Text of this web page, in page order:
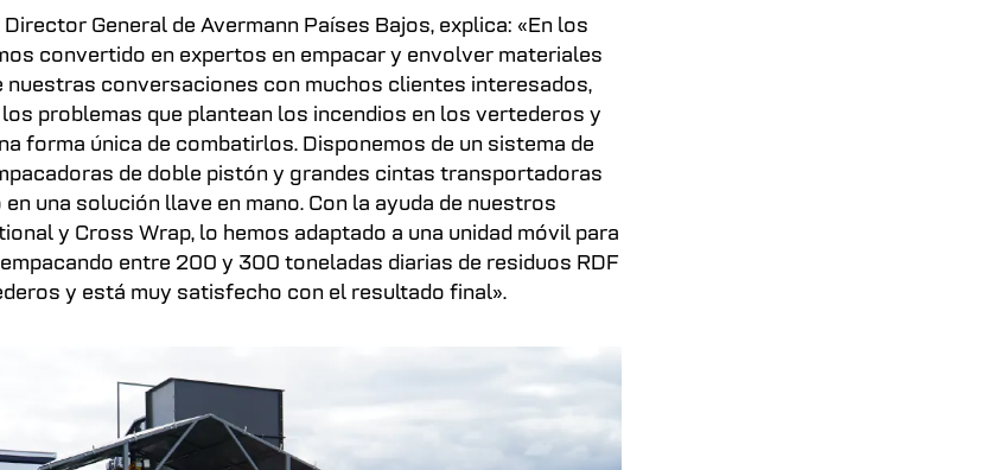
General de Avermann Países Bajos, explica: «En los
convertido en expertos en empacar y envolver materiales
nuestras conversaciones con muchos clientes interesados,
problemas que plantean los incendios en los vertederos y
forma única de combatirlos. Disponemos de un sistema de
de doble pistón y grandes cintas transportadoras
una solución llave en mano. Con la ayuda de nuestros
y Cross Wrap, lo hemos adaptado a una unidad móvil para
entre 200 y 300 toneladas diarias de residuos RDF
y está muy satisfecho con el resultado final».